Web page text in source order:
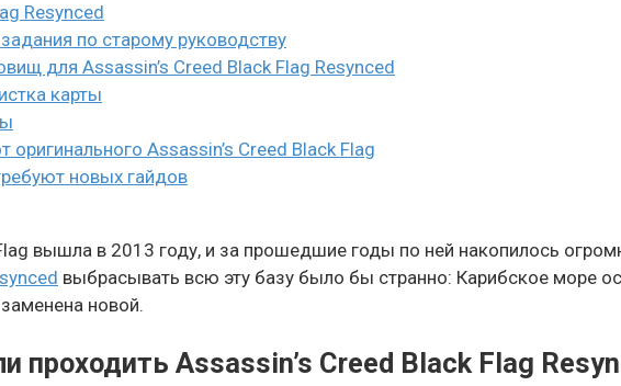
Resynced
по старому руководству
для Assassin’s Creed Black Flag Resynced
карты
Assassin’s Creed Black Flag
новых гайдов
вышла в 2013 году, и за прошедшие годы по ней накопилось
выбрасывать всю эту базу было бы странно: Карибское море
новой.
проходить Assassin’s Creed Black Flag